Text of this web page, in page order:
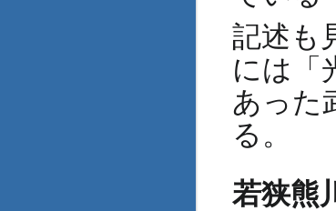
記述も
には「
あった
る。
若狭熊